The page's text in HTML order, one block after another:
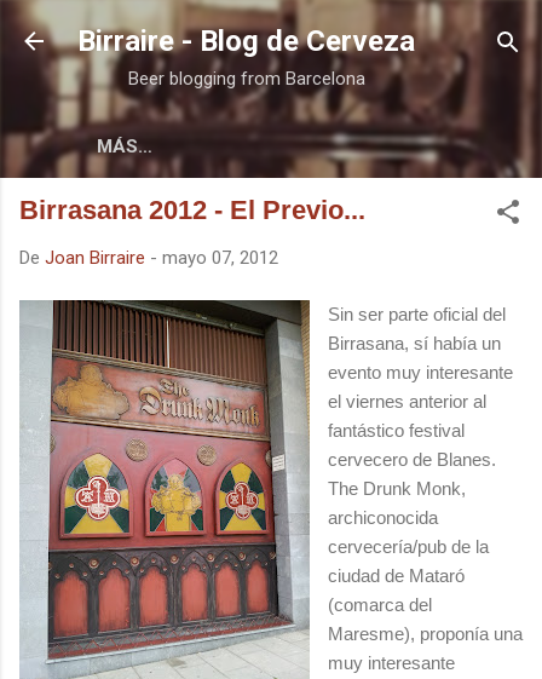
Ir al contenido principal
Birraire - Blog de Cerveza
Beer blogging from Barcelona
MÁS…
Birrasana 2012 - El Previo...
De Joan Birraire - mayo 07, 2012
Sin ser parte oficial del
Birrasana, sí había un
evento muy interesante
el viernes anterior al
fantástico festival
cervecero de Blanes.
The Drunk Monk,
archiconocida
cervecería/pub de la
ciudad de Mataró
(comarca del
Maresme), proponía una
muy interesante